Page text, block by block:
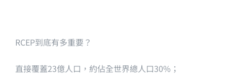
RCEP到底有多重要？
直接覆蓋23億人口，約佔全世界總人口30%；